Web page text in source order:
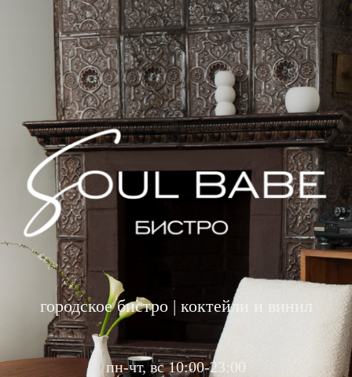
городское бистро | коктейли и винил
пн-чт, вс 10:00-23:00